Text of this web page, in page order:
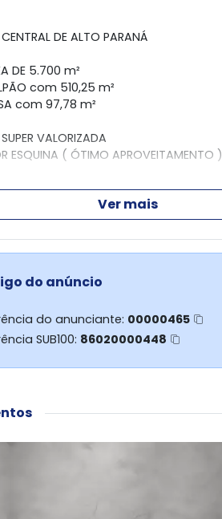
DE ALTO PARANÁ
DE 5.700 m²
com 510,25 m²
com 97,78 m²
VALORIZADA
ESQUINA ( ÓTIMO APROVEITAMENTO )
: Luis Hayashi (44) 99903 - 1446
Imobiliario KAK (44) 98803 - 4531
- 0010
Ver mais
do anúncio
do anunciante: 00000465
SUB100: 86020000448